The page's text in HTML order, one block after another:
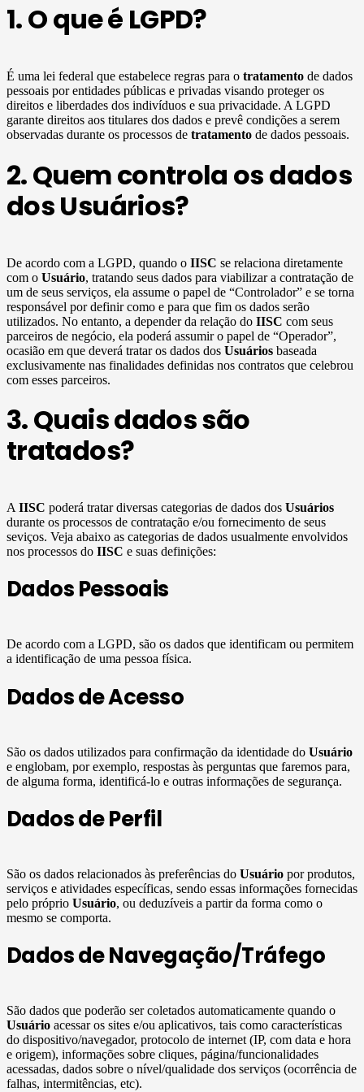
1. O que é LGPD?
É uma lei federal que estabelece regras para o tratamento de dados
pessoais por entidades públicas e privadas visando proteger os
direitos e liberdades dos indivíduos e sua privacidade. A LGPD
garante direitos aos titulares dos dados e prevê condições a serem
observadas durante os processos de tratamento de dados pessoais.
2. Quem controla os dados
dos Usuários?
De acordo com a LGPD, quando o IISC se relaciona diretamente
com o Usuário, tratando seus dados para viabilizar a contratação de
um de seus serviços, ela assume o papel de “Controlador” e se torna
responsável por definir como e para que fim os dados serão
utilizados. No entanto, a depender da relação do IISC com seus
parceiros de negócio, ela poderá assumir o papel de “Operador”,
ocasião em que deverá tratar os dados dos Usuários baseada
exclusivamente nas finalidades definidas nos contratos que celebrou
com esses parceiros.
3. Quais dados são
tratados?
A IISC poderá tratar diversas categorias de dados dos Usuários
durante os processos de contratação e/ou fornecimento de seus
seviços. Veja abaixo as categorias de dados usualmente envolvidos
nos processos do IISC e suas definições:
Dados Pessoais
De acordo com a LGPD, são os dados que identificam ou permitem
a identificação de uma pessoa física.
Dados de Acesso
São os dados utilizados para confirmação da identidade do Usuário
e englobam, por exemplo, respostas às perguntas que faremos para,
de alguma forma, identificá-lo e outras informações de segurança.
Dados de Perfil
São os dados relacionados às preferências do Usuário por produtos,
serviços e atividades específicas, sendo essas informações fornecidas
pelo próprio Usuário, ou deduzíveis a partir da forma como o
mesmo se comporta.
Dados de Navegação/Tráfego
São dados que poderão ser coletados automaticamente quando o
Usuário acessar os sites e/ou aplicativos, tais como características
do dispositivo/navegador, protocolo de internet (IP, com data e hora
e origem), informações sobre cliques, página/funcionalidades
acessadas, dados sobre o nível/qualidade dos serviços (ocorrência de
falhas, intermitências, etc).